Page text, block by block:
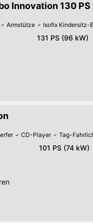
Innovation 130 PS
Armstütze Isofix Kindersitz-
131 PS (96 kW)
CD-Player Tag-
101 PS (74 kW)